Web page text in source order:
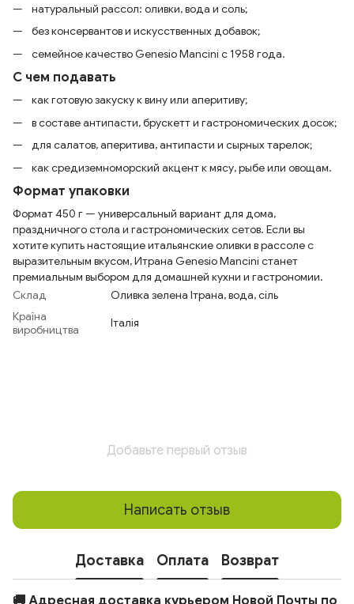
натуральный рассол: оливки, вода и соль;
без консервантов и искусственных добавок;
семейное качество Genesio Mancini с 1958 года.
С чем подавать
как готовую закуску к вину или аперитиву;
в составе антипасти, брускетт и гастрономических досок;
для салатов, аперитива, антипасти и сырных тарелок;
как средиземноморский акцент к мясу, рыбе или овощам.
Формат упаковки
Формат 450 г — универсальный вариант для дома,
праздничного стола и гастрономических сетов. Если вы
хотите купить настоящие итальянские оливки в рассоле с
выразительным вкусом, Итрана Genesio Mancini станет
премиальным выбором для домашней кухни и гастрономии.
Склад
Оливка зелена Ітрана, вода, сіль
Країна
виробництва
Італія
Добавьте первый отзыв
Написать отзыв
Доставка Оплата Возврат